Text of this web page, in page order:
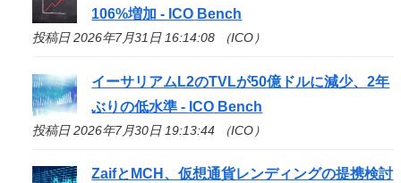
106%増加 - ICO Bench
投稿日 2026年7月31日 16:14:08 （ICO）
イーサリアムL2のTVLが50億ドルに減少、2年
ぶりの低水準 - ICO Bench
投稿日 2026年7月30日 19:13:44 （ICO）
ZaifとMCH、仮想通貨レンディングの提携検討